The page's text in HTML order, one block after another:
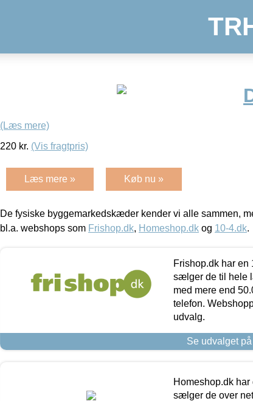
(Læs mere)
220 kr. (Vis fragtpris)
Læs mere » Køb nu »
De fysiske byggemarkedskæder kender vi alle sammen,
bl.a. webshops som Frishop.dk, Homeshop.dk og 10-4.dk.
Frishop.dk har en
sælger de til hele
med mere end
telefon.
udvalg.
Se udvalget
Homeshop.dk
sælger de over